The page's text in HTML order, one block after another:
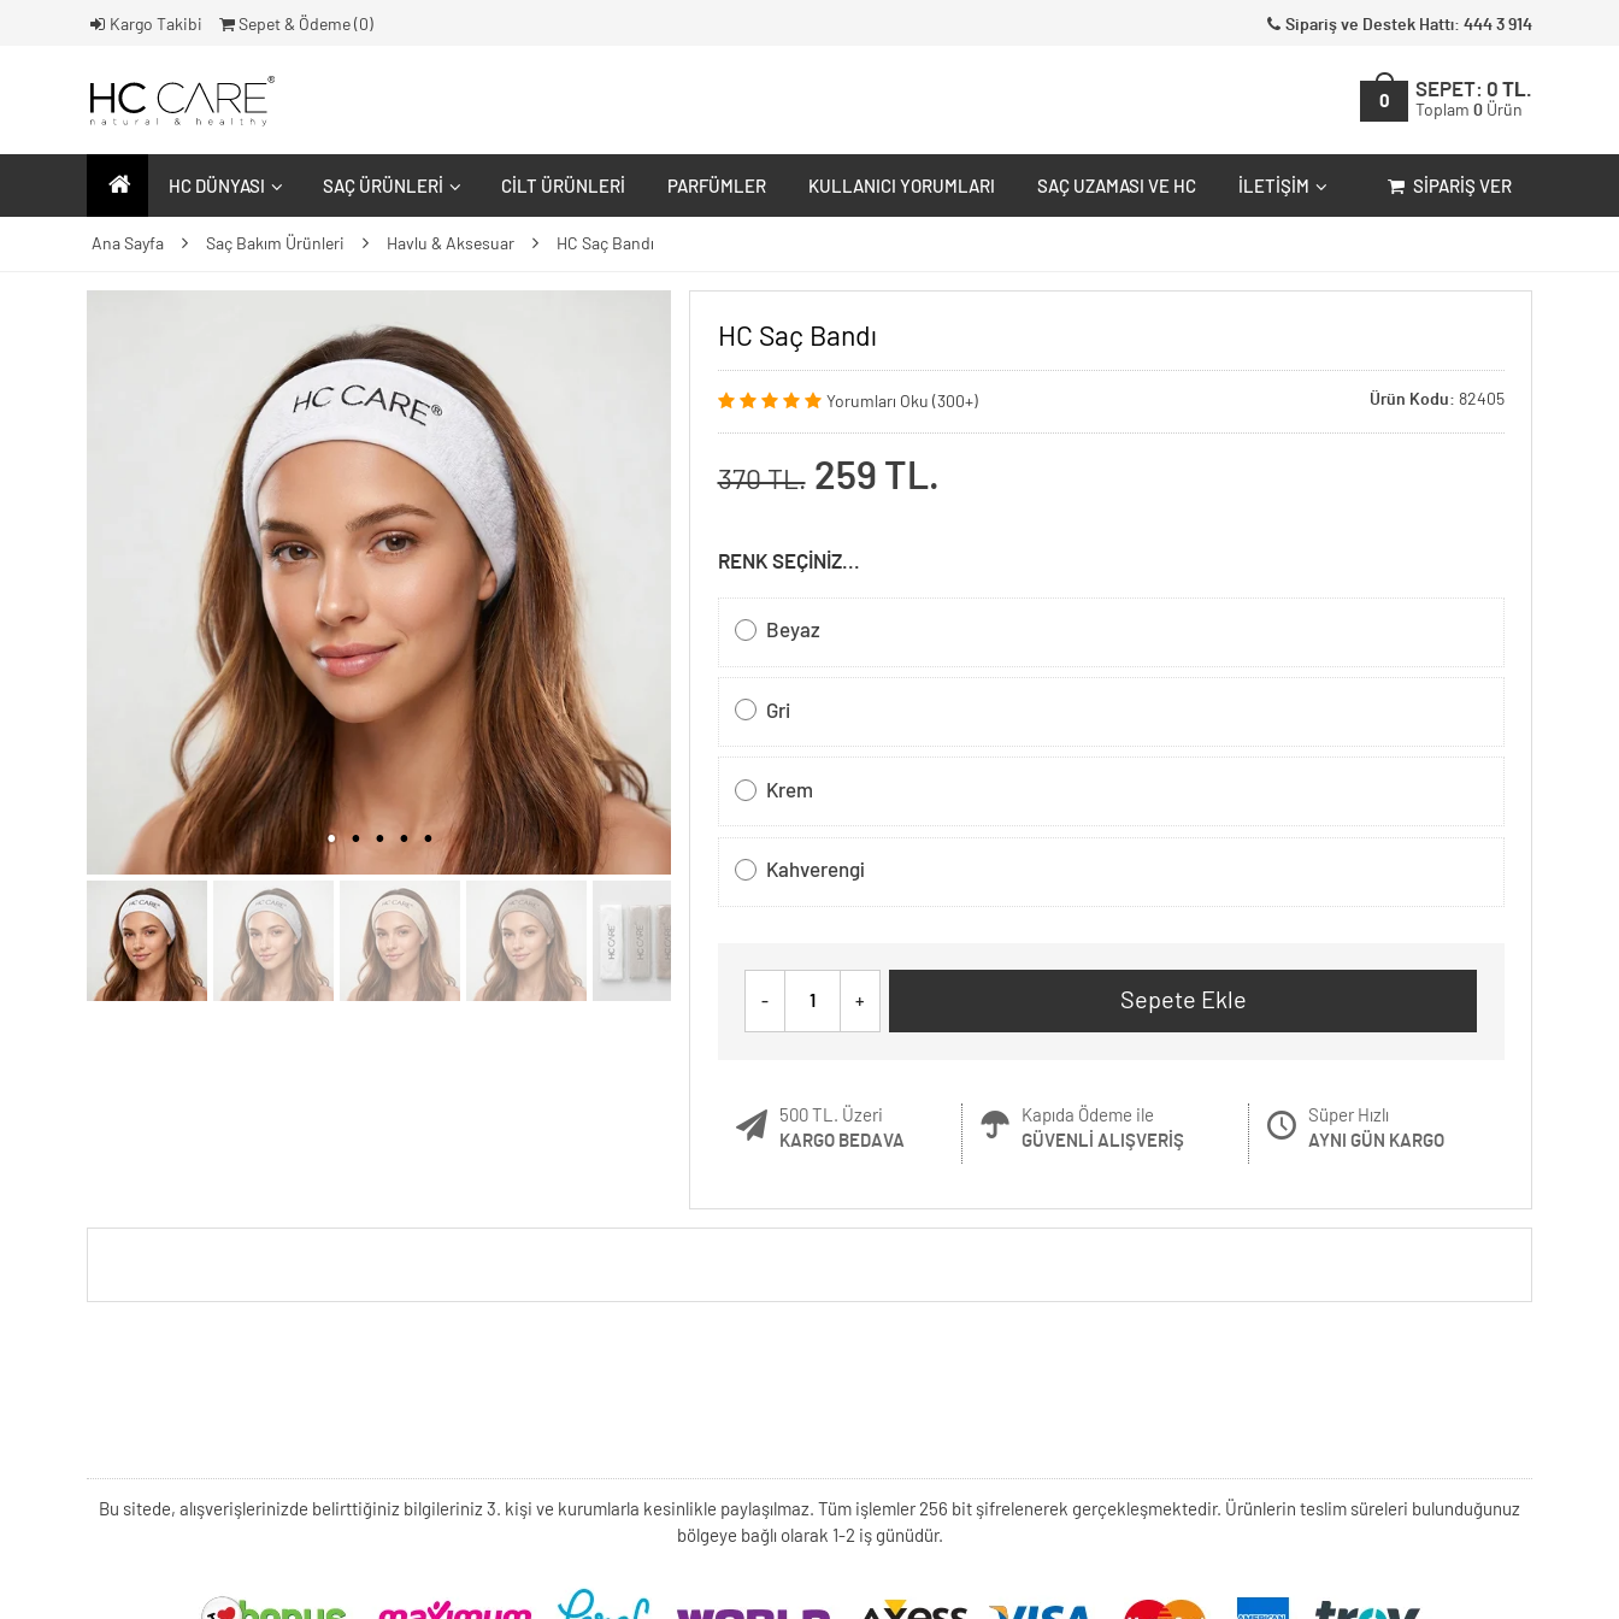
Kargo Takibi Sepet & Ödeme ( 0) Sipariş ve Destek Hattı: 444 3 914
0
SEPET: 0 TL.
Toplam 0 Ürün
HC DÜNYASI SAÇ ÜRÜNLERI CILT ÜRÜNLERI PARFÜMLER KULLANICI YORUMLARI SAÇ UZAMASI VE HC İLETIŞIM SIPARIŞ VER
Ana Sayfa Saç Bakım Ürünleri Havlu & Aksesuar HC Saç Bandı
HC Saç Bandı
Yorumları Oku (300+) Ürün Kodu: 82405
370 TL. 259 TL.
RENK SEÇINIZ...
Beyaz
Gri
Krem
Kahverengi̇
- + Sepete Ekle
500 TL. Üzeri
KARGO BEDAVA
Kapıda Ödeme ile
GÜVENLI ALIŞVERIŞ
Süper Hızlı
AYNI GÜN KARGO
Bu sitede, alışverişlerinizde belirttiğiniz bilgileriniz 3. kişi ve kurumlarla kesinlikle paylaşılmaz. Tüm işlemler 256 bit şifrelenerek gerçekleşmektedir. Ürünlerin teslim süreleri bulunduğunuz
bölgeye bağlı olarak 1-2 iş günüdür.